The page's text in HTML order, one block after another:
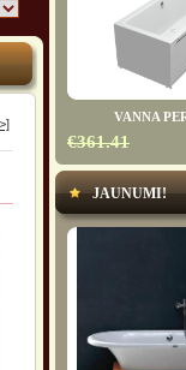
VANNA
€361.41
JAUNUMI!